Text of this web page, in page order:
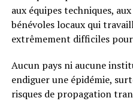
aux équipes techniques,
bénévoles locaux qui
extrêmement difficiles
Aucun pays ni aucune
endiguer une épidémie,
risques de propagation